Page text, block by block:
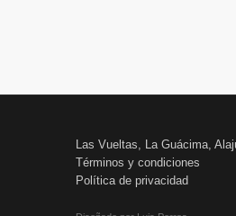
Las Vueltas, La Guácima,
Términos y condiciones
Política de privacidad